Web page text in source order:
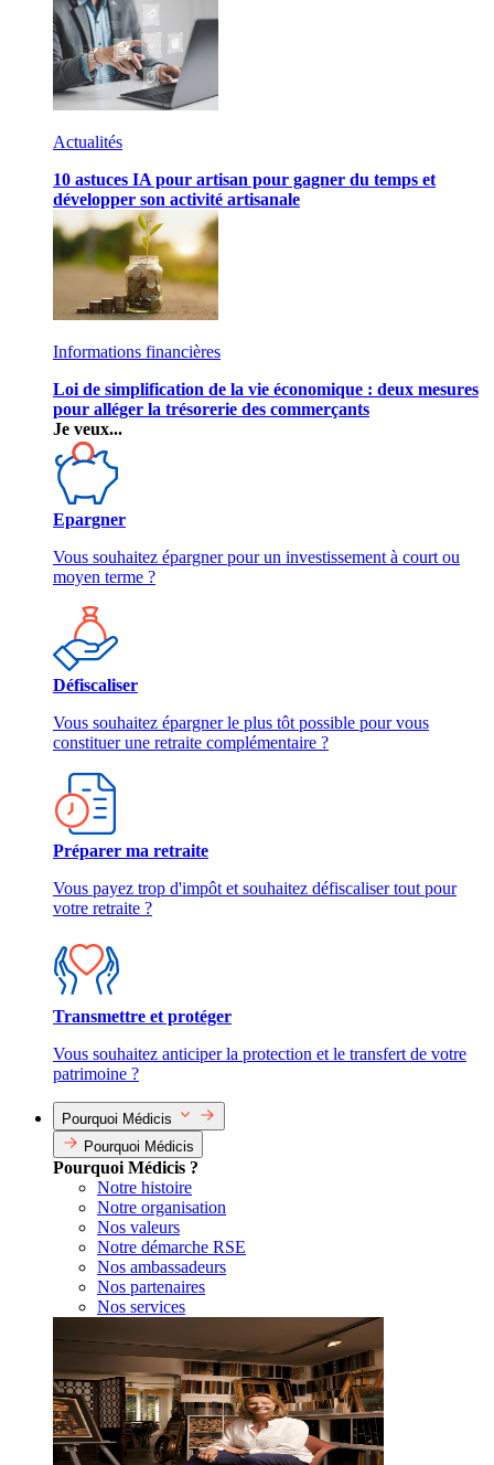
Actualités
10 astuces IA pour artisan pour gagner du temps et
développer son activité artisanale
Informations financières
Loi de simplification de la vie économique : deux mesures
pour alléger la trésorerie des commerçants
Je veux...
Epargner
Vous souhaitez épargner pour un investissement à court ou
moyen terme ?
Défiscaliser
Vous souhaitez épargner le plus tôt possible pour vous
constituer une retraite complémentaire ?
Préparer ma retraite
Vous payez trop d'impôt et souhaitez défiscaliser tout pour
votre retraite ?
Transmettre et protéger
Vous souhaitez anticiper la protection et le transfert de votre
patrimoine ?
Pourquoi Médicis
Pourquoi Médicis
Pourquoi Médicis ?
Notre histoire
Notre organisation
Nos valeurs
Notre démarche RSE
Nos ambassadeurs
Nos partenaires
Nos services